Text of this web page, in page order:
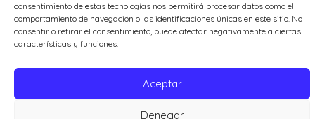
consentimiento de estas tecnologías nos permitirá procesar datos como el
comportamiento de navegación o las identificaciones únicas en este sitio. No
consentir o retirar el consentimiento, puede afectar negativamente a ciertas
características y funciones.
Aceptar
Denegar
Política de cookies (UE)